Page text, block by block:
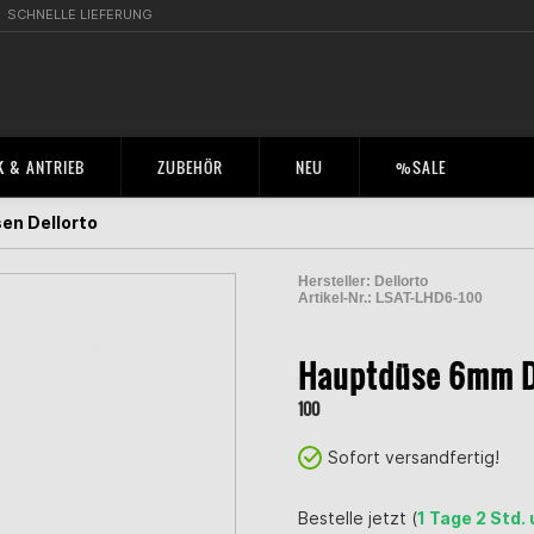
SCHNELLE LIEFERUNG
& ANTRIEB ZUBEHÖR NEU %SALE
Dellorto
Hersteller: Dellorto
Artikel-Nr.: LSAT-LHD6-100
Hauptdüse 6mm
100
Sofort versandfertig!
Bestelle jetzt (1 Tage 2 Std.